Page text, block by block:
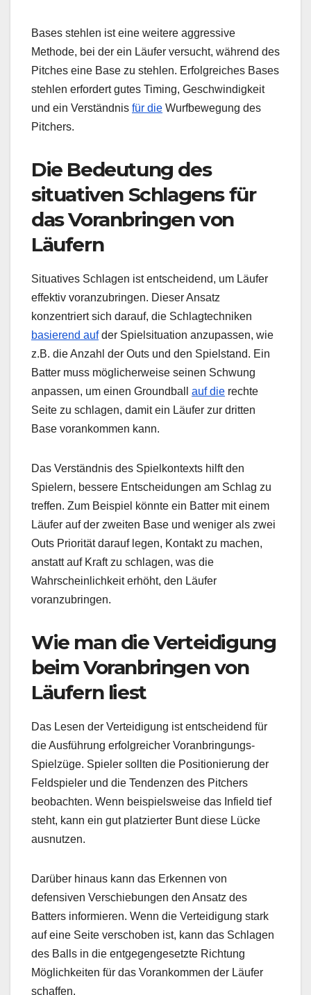
Bases stehlen ist eine weitere aggressive
Methode, bei der ein Läufer versucht, während des
Pitches eine Base zu stehlen. Erfolgreiches Bases
stehlen erfordert gutes Timing, Geschwindigkeit
und ein Verständnis für die Wurfbewegung des
Pitchers.
Die Bedeutung des
situativen Schlagens für
das Voranbringen von
Läufern
Situatives Schlagen ist entscheidend, um Läufer
effektiv voranzubringen. Dieser Ansatz
konzentriert sich darauf, die Schlagtechniken
basierend aufder Spielsituation anzupassen, wie
z.B. die Anzahl der Outs und den Spielstand. Ein
Batter muss möglicherweise seinen Schwung
anpassen, um einen Groundball auf die rechte
Seite zu schlagen, damit ein Läufer zur dritten
Base vorankommen kann.
Das Verständnis des Spielkontexts hilft den
Spielern, bessere Entscheidungen am Schlag zu
treffen. Zum Beispiel könnte ein Batter mit einem
Läufer auf der zweiten Base und weniger als zwei
Outs Priorität darauf legen, Kontakt zu machen,
anstatt auf Kraft zu schlagen, was die
Wahrscheinlichkeit erhöht, den Läufer
voranzubringen.
Wie man die Verteidigung
beim Voranbringen von
Läufern liest
Das Lesen der Verteidigung ist entscheidend für
die Ausführung erfolgreicher Voranbringungs-
Spielzüge. Spieler sollten die Positionierung der
Feldspieler und die Tendenzen des Pitchers
beobachten. Wenn beispielsweise das Infield tief
steht, kann ein gut platzierter Bunt diese Lücke
ausnutzen.
Darüber hinaus kann das Erkennen von
defensiven Verschiebungen den Ansatz des
Batters informieren. Wenn die Verteidigung stark
auf eine Seite verschoben ist, kann das Schlagen
des Balls in die entgegengesetzte Richtung
Möglichkeiten für das Vorankommen der Läufer
schaffen.